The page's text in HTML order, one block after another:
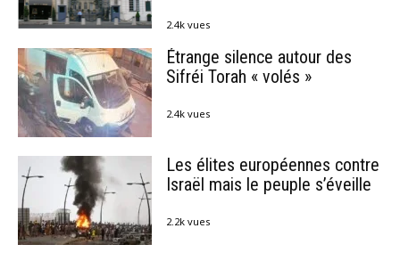
2.4k vues
Étrange silence autour des
Sifréi Torah « volés »
2.4k vues
Les élites européennes contre
Israël mais le peuple s’éveille
2.2k vues